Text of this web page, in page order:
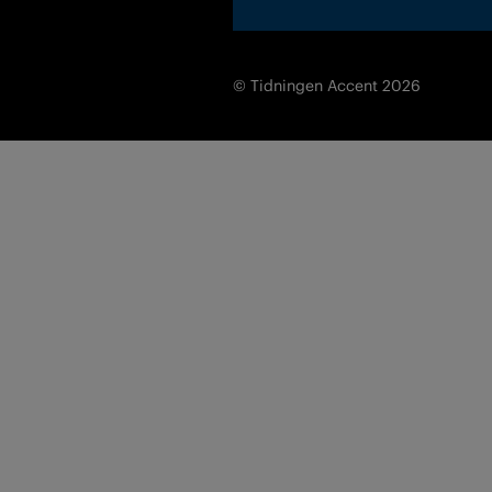
© Tidningen Accent 2026